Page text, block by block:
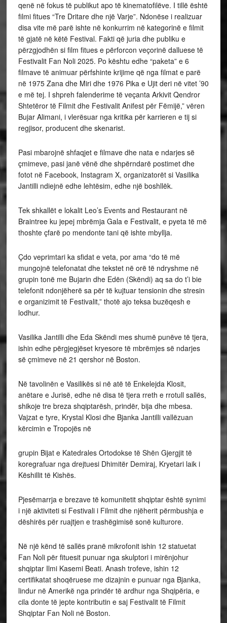
qenë në fokus të publikut apo të kinematofilëve. I tillë është
filmi fitues “Tre Dritare dhe një Varje”. Ndonëse i realizuar
disa vite më parë ishte në konkurrim në kategorinë e filmit
të gjatë në këtë Festival. Fakti që juria dhe publiku e
përzgjodhën si film fitues e përforcon veçorinë dalluese të
Festivalit Fan Noli 2025. Po kështu edhe “paketa” e 6
filmave të animuar përfshinte krijime që nga filmat e parë
në 1975 Zana dhe Miri dhe 1976 Pika e Ujit deri në vitet ’90
e më tej. I shpreh falenderime të veçanta Arkivit Qendror
Shtetëror të Filmit dhe Festivalit Anifest për Fëmijë,” vëren
Bujar Alimani, i vlerësuar nga kritika për karrieren e tij si
regjisor, producent dhe skenarist.
Pasi mbarojnë shfaqjet e filmave dhe nata e ndarjes së
çmimeve, pasi janë vënë dhe shpërndarë postimet dhe
fotot në Facebook, Instagram X, organizatorët si Vasilika
Jantilli ndiejnë edhe lehtësim, edhe një boshllëk.
Tek shkallët e lokalit Leo’s Events and Restaurant në
Braintree ku jepej mbrëmja Gala e Festivalit, e pyeta të më
thoshte çfarë po mendonte tani që ishte mbyllja.
Çdo veprimtari ka sfidat e veta, por ama “do të më
mungojnë telefonatat dhe tekstet në orë të ndryshme në
grupin tonë me Bujarin dhe Edën (Skëndi) aq sa do t’i bie
telefonit ndonjëherë sa për të kujtuar tensionin dhe stresin
e organizimit të Festivalit,” thotë ajo teksa buzëqesh e
lodhur.
Vasilika Jantilli dhe Eda Skëndi mes shumë punëve të tjera,
ishin edhe përgjegjëset kryesore të mbrëmjes së ndarjes
së çmimeve në 21 qershor në Boston.
Në tavolinën e Vasilikës si në atë të Enkelejda Klosit,
anëtare e Jurisë, edhe në disa të tjera rreth e rrotull sallës,
shikoje tre breza shqiptarësh, prindër, bija dhe mbesa.
Vajzat e tyre, Krystal Klosi dhe Bjanka Jantilli vallëzuan
kërcimin e Tropojës në
grupin Bijat e Katedrales Ortodokse të Shën Gjergjit të
koregrafuar nga drejtuesi Dhimitër Demiraj, Kryetari laik i
Këshillit të Kishës.
Pjesëmarrja e brezave të komunitetit shqiptar është synimi
i një aktiviteti si Festivali i Filmit dhe njëherit përmbushja e
dëshirës për ruajtjen e trashëgimisë sonë kulturore.
Në një kënd të sallës pranë mikrofonit ishin 12 statuetat
Fan Noli për fituesit punuar nga skulptori i mirënjohur
shqiptar Ilmi Kasemi Beati. Anash trofeve, ishin 12
certifikatat shoqëruese me dizajnin e punuar nga Bjanka,
lindur në Amerikë nga prindër të ardhur nga Shqipëria, e
cila donte të jepte kontributin e saj Festivalit të Filmit
Shqiptar Fan Noli në Boston.